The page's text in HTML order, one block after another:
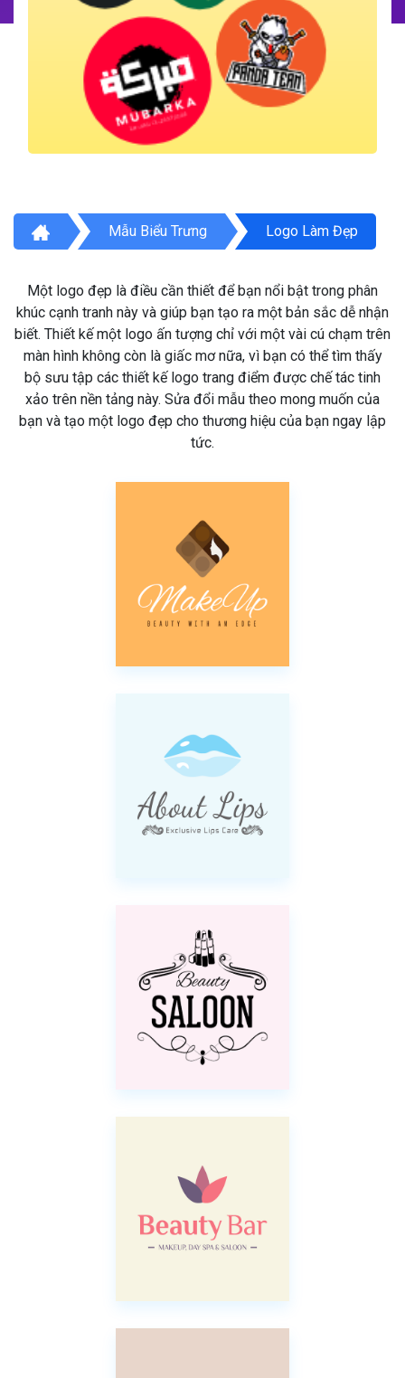
Mẫu Biểu Trưng Logo Làm Đẹp
Một logo đẹp là điều cần thiết để bạn nổi bật trong phân
khúc cạnh tranh này và giúp bạn tạo ra một bản sắc dễ nhận
biết. Thiết kế một logo ấn tượng chỉ với một vài cú chạm trên
màn hình không còn là giấc mơ nữa, vì bạn có thể tìm thấy
bộ sưu tập các thiết kế logo trang điểm được chế tác tinh
xảo trên nền tảng này. Sửa đổi mẫu theo mong muốn của
bạn và tạo một logo đẹp cho thương hiệu của bạn ngay lập
tức.